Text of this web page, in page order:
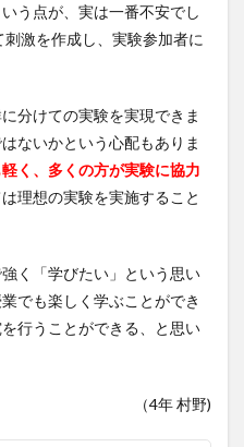
う点が、実は一番不安でし
刺激を作成し、実験参加者に
分けての実験を実現できま
ないかという心配もありま
く、多くの方が実験に協力
理想の実験を実施すること
く「学びたい」という思い
でも楽しく学ぶことができ
行うことができる、と思い
（4年 村野)